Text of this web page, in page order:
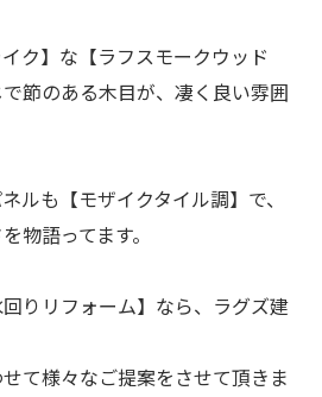
ク】な【ラフスモークウッド
節のある木目が、凄く良い雰囲
ルも【モザイクタイル調】で、
物語ってます。
りリフォーム】なら、ラグズ建
て様々なご提案をさせて頂きま